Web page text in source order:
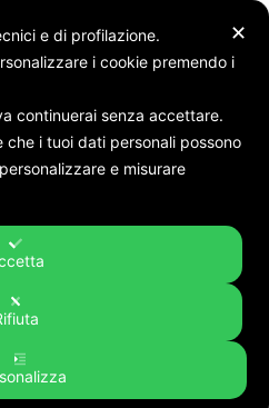
✕
e di profilazione.
i cookie premendo i
continuerai senza accettare.
i tuoi dati personali possono
e misurare